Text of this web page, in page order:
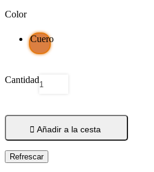
Color
Cuero
Cantidad
 Añadir a la cesta